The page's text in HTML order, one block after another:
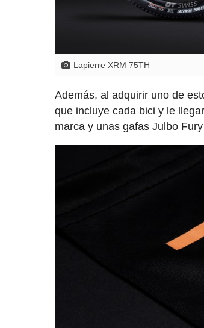
Lapierre XRM 75TH
Además, al adquirir uno de
que incluye cada bici y le
marca y unas gafas Julbo